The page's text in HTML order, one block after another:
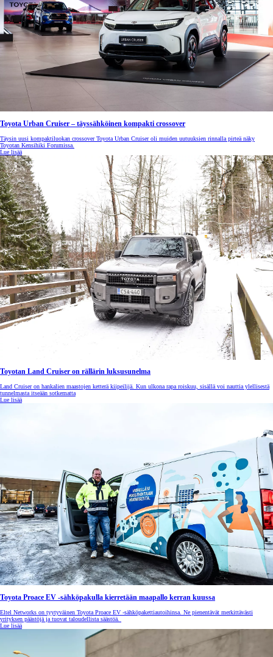
Toyota Urban Cruiser – täyssähköinen kompakti crossover
Täysin uusi kompaktiluokan crossover Toyota Urban Cruiser oli muiden uutuuksien rinnalla pirteä näky
Toyotan Kensihiki Forumissa.
Lue lisää
Toyotan Land Cruiser on rällärin luksusunelma
Land Cruiser on hankalien maastojen ketterä kiipeilijä. Kun ulkona rapa roiskuu, sisällä voi nauttia ylellisestä
tunnelmasta itseään sotkematta
Lue lisää
Toyota Proace EV -sähköpakulla kierretään maapallo kerran kuussa
Eltel Networks on tyytyväinen Toyota Proace EV -sähköpakettiautoihinsa. Ne pienentävät merkittävästi
yrityksen päästöjä ja tuovat taloudellista säästöä.
Lue lisää